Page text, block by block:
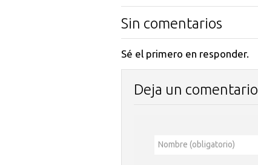
Sin comentarios
Sé el primero en responder.
Deja un comentario
Nombre (obligatorio)